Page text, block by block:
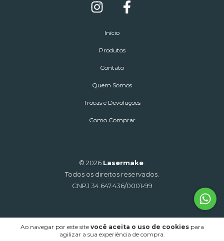
Ao navegar por este site você aceita o uso de cookiespara
agilizar a sua experiência de compra.
Início
Produtos
Contato
Quem Somos
Trocas e Devoluções
Como Comprar
© 2026 Lasermake
Todos os direitos reservados.
CNPJ 34.647.436/0001-99